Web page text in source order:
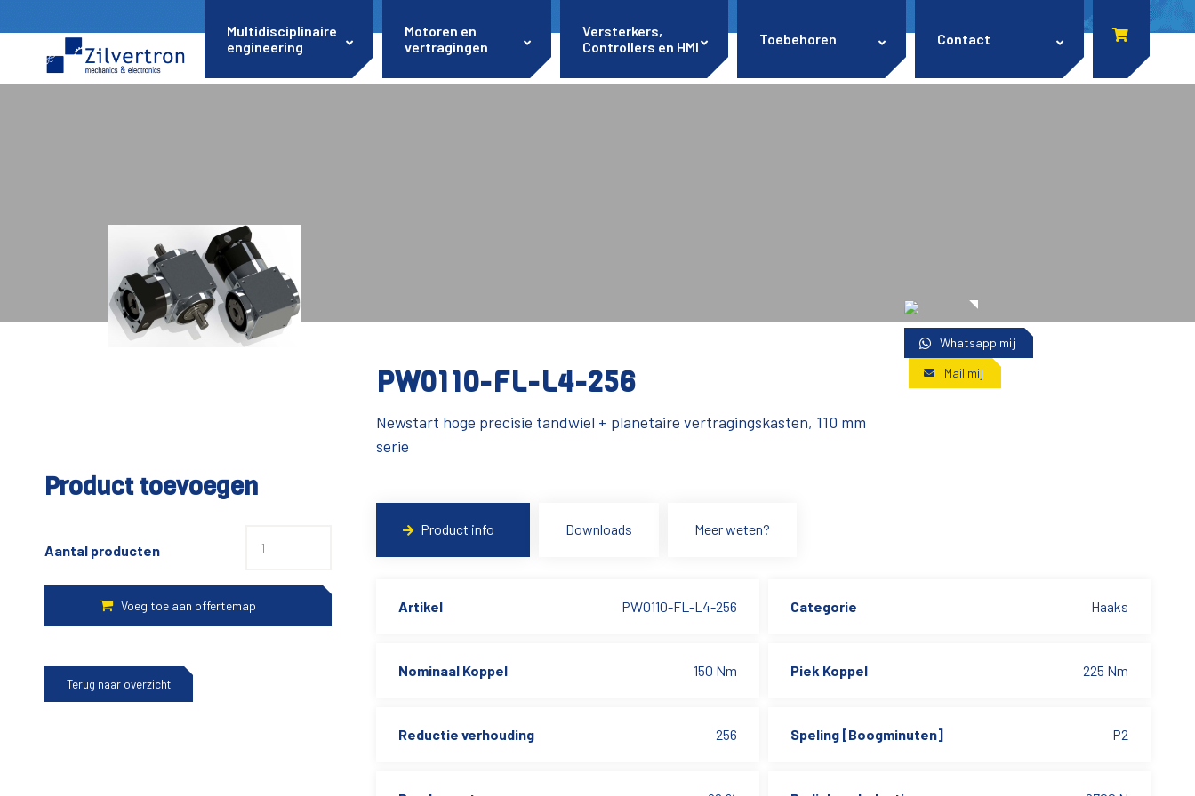
Multidisciplinaire
engineering
Motoren en
vertragingen
Versterkers,
Controllers en HMI
Toebehoren Contact
Whatsapp mij
Mail mij
Product toevoegen
Aantal producten
Terug naar overzicht
PW0110-FL-L4-256
Newstart hoge precisie tandwiel + planetaire vertragingskasten, 110 mm
serie
Product info Downloads Meer weten?
Artikel PW0110-FL-L4-256 Categorie Haaks
Nominaal Koppel 150 Nm Piek Koppel 225 Nm
Reductie verhouding 256 Speling [Boogminuten] P2